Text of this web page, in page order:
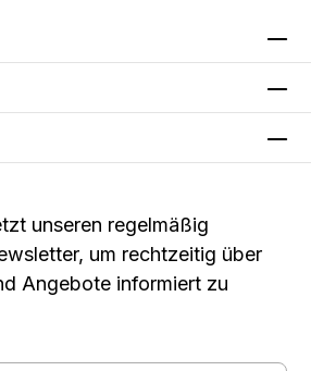
unseren regelmäßig
um rechtzeitig über
Angebote informiert zu